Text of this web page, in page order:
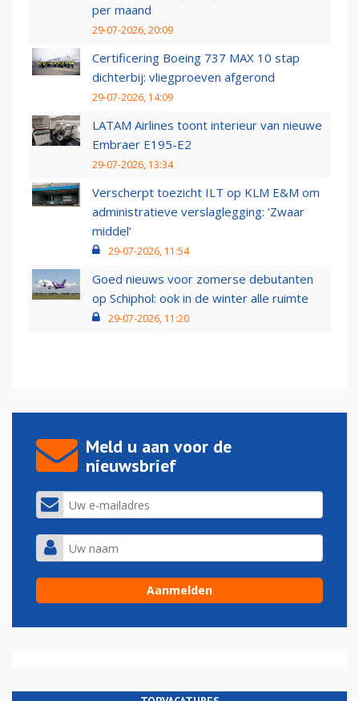
per maand
29-07-2026, 20:09
Certificering Boeing 737 MAX 10 stap
dichterbij: vliegproeven afgerond
29-07-2026, 14:09
LATAM Airlines toont interieur van nieuwe
Embraer E195-E2
29-07-2026, 13:34
Verscherpt toezicht ILT op KLM E&M om
administratieve verslaglegging: ‘Zwaar
middel’
29-07-2026, 11:54
Goed nieuws voor zomerse debutanten
op Schiphol: ook in de winter alle ruimte
29-07-2026, 11:20
Meld u aan voor de
nieuwsbrief